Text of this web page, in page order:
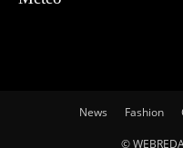
News Fashion
©